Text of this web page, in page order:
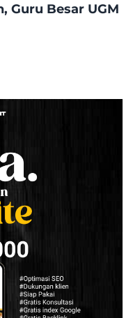
Guru Besar UGM